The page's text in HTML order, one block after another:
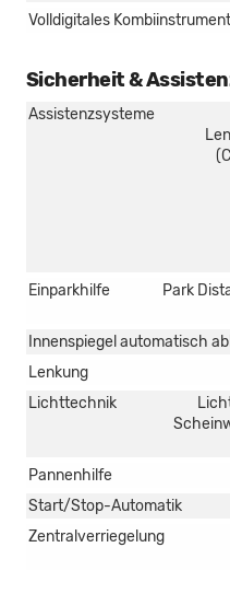
Volldigitales
Sicherheit &
Assistenzsysteme
Einparkhilfe
Park
Innenspiegel automatisch
Lenkung
Lichttechnik
Pannenhilfe
Start/Stop-Automatik
Zentralverriegelung